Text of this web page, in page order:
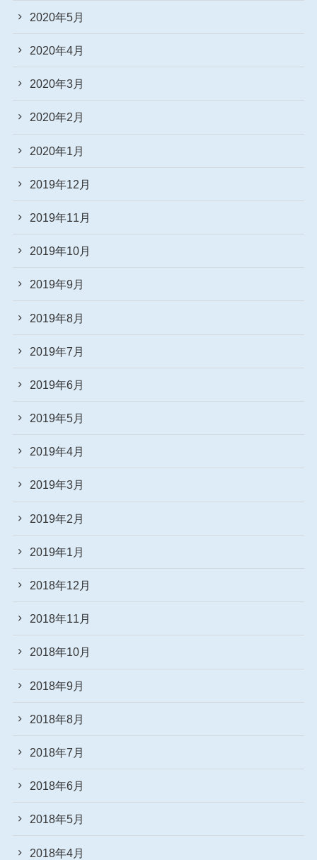
2020年5月
2020年4月
2020年3月
2020年2月
2020年1月
2019年12月
2019年11月
2019年10月
2019年9月
2019年8月
2019年7月
2019年6月
2019年5月
2019年4月
2019年3月
2019年2月
2019年1月
2018年12月
2018年11月
2018年10月
2018年9月
2018年8月
2018年7月
2018年6月
2018年5月
2018年4月